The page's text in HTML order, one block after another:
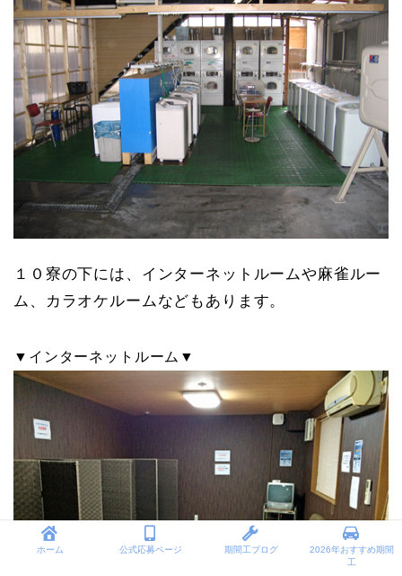
１０寮の下には、インターネットルームや麻雀ルー
ム、カラオケルームなどもあります。
▼インターネットルーム▼
ホーム 公式応募ページ 期間工ブログ
2026年おすすめ期間
工